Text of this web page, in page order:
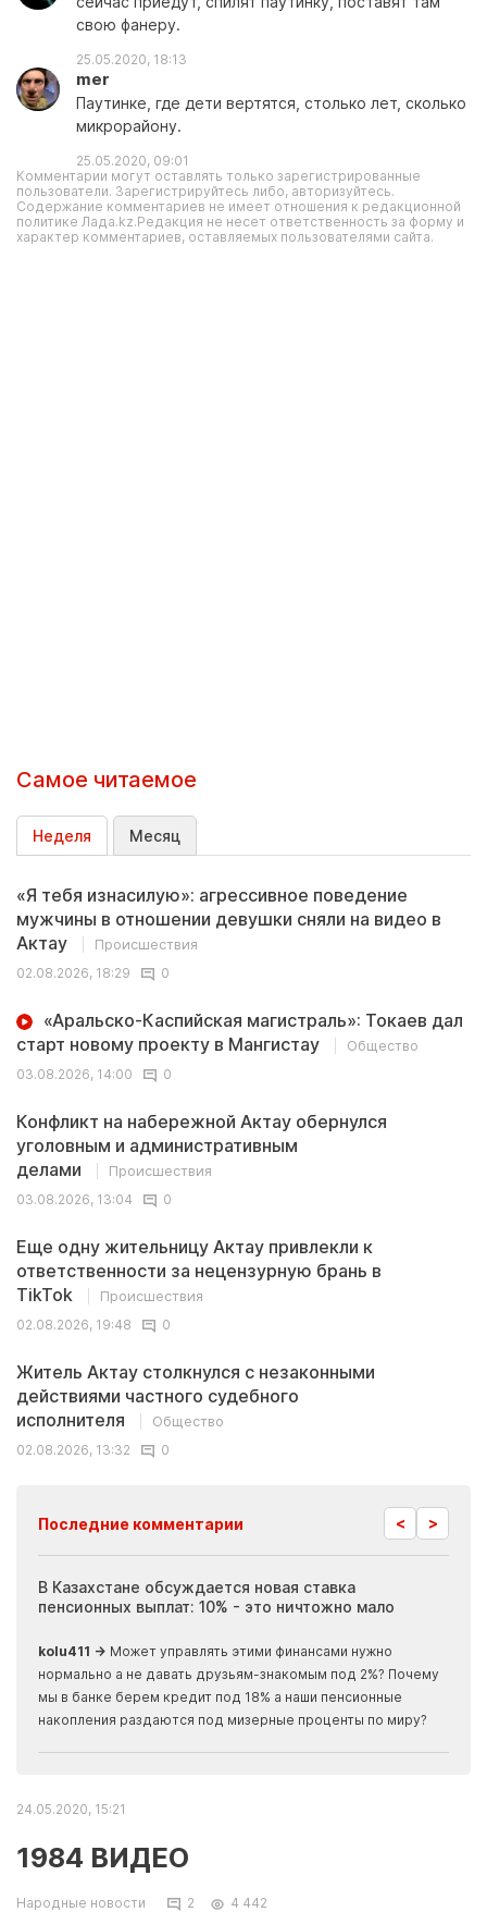
свою фанеру.
25.05.2020, 18:13
mer
Паутинке, где дети вертятся, столько лет, сколько
микрорайону.
25.05.2020, 09:01
Комментарии могут оставлять только зарегистрированные
пользователи. Зарегистрируйтесь либо, авторизуйтесь.
Содержание комментариев не имеет отношения к редакционной
политике Лада.kz.Редакция не несет ответственность за форму и
характер комментариев, оставляемых пользователями сайта.
Самое читаемое
Неделя Месяц
«Я тебя изнасилую»: агрессивное поведение
мужчины в отношении девушки сняли на видео в
Актау
Происшествия
02.08.2026, 18:29
0
«Аральско-Каспийская магистраль»: Токаев дал
старт новому проекту в Мангистау
Общество
03.08.2026, 14:00
0
Конфликт на набережной Актау обернулся
уголовным и административным
делами
Происшествия
03.08.2026, 13:04
0
Еще одну жительницу Актау привлекли к
ответственности за нецензурную брань в
TikTok
Происшествия
02.08.2026, 19:48
0
Житель Актау столкнулся с незаконными
действиями частного судебного
исполнителя
Общество
02.08.2026, 13:32
0
Последние комментарии < >
В Казахстане обсуждается новая ставка
пенсионных выплат: 10% - это ничтожно мало
kolu411 → Может управлять этими финансами нужно
нормально а не давать друзьям-знакомым под 2%? Почему
мы в банке берем кредит под 18% а наши пенсионные
накопления раздаются под мизерные проценты по миру?
24.05.2020, 15:21
1984 ВИДЕО
Народные новости 2 4 442